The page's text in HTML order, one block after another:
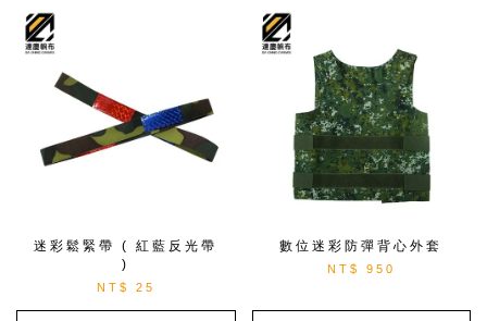
迷彩鬆緊帶 ( 紅藍反光帶
)
NT$ 25
數位迷彩防彈背心外套
NT$ 950